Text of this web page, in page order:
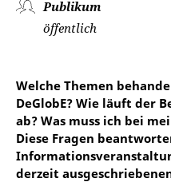
Publikum
öffentlich
Welche Themen
DeGlobE? Wie läuft der
ab? Was muss ich bei
Diese Fragen
derzeit